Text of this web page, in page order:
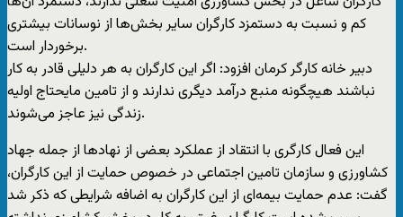
كم و نسبت به دستمزد كارگران سایر بخش‌ها از نوسانات بیشتری
برخوردار است.
دبیر خانه كارگر كرمان افزود: اگر این کارگران به هر دلیلی قادر به کار
نباشند هیچ‏گونه منبع درآمد دیگری ندارند و از تامین مایحتاج اولیه
زندگی نیز عاجز می‌شوند.
این فعال کارگری با انتقاد از عملکرد بعضی از نهاد‌ها از جمله جهاد
کشاورزی و سازمان تامین اجتماعی در خصوص حمایت از این کارگران،
گفت: عدم حمایت بیمه‌ای از این کارگران به اضافه شرایطی كه ذكر شد